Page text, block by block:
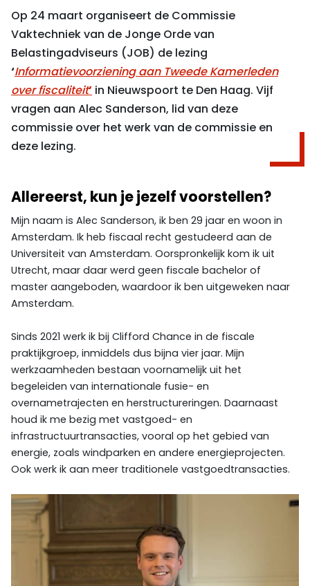
Op 24 maart organiseert de Commissie
Vaktechniek van de Jonge Orde van
Belastingadviseurs (JOB) de lezing
‘Informatievoorziening aan Tweede Kamerleden
over fiscaliteit’ in Nieuwspoort te Den Haag. Vijf
vragen aan Alec Sanderson, lid van deze
commissie over het werk van de commissie en
deze lezing.
Allereerst, kun je jezelf voorstellen?
Mijn naam is Alec Sanderson, ik ben 29 jaar en woon in
Amsterdam. Ik heb fiscaal recht gestudeerd aan de
Universiteit van Amsterdam. Oorspronkelijk kom ik uit
Utrecht, maar daar werd geen fiscale bachelor of
master aangeboden, waardoor ik ben uitgeweken naar
Amsterdam.
Sinds 2021 werk ik bij Clifford Chance in de fiscale
praktijkgroep, inmiddels dus bijna vier jaar. Mijn
werkzaamheden bestaan voornamelijk uit het
begeleiden van internationale fusie- en
overnametrajecten en herstructureringen. Daarnaast
houd ik me bezig met vastgoed- en
infrastructuurtransacties, vooral op het gebied van
energie, zoals windparken en andere energieprojecten.
Ook werk ik aan meer traditionele vastgoedtransacties.